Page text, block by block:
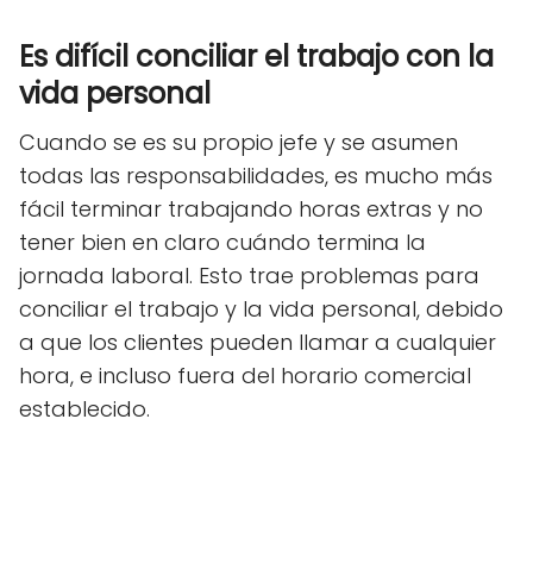
Es difícil conciliar el trabajo con la
vida personal
Cuando se es su propio jefe y se asumen
todas las responsabilidades, es mucho más
fácil terminar trabajando horas extras y no
tener bien en claro cuándo termina la
jornada laboral. Esto trae problemas para
conciliar el trabajo y la vida personal, debido
a que los clientes pueden llamar a cualquier
hora, e incluso fuera del horario comercial
establecido.